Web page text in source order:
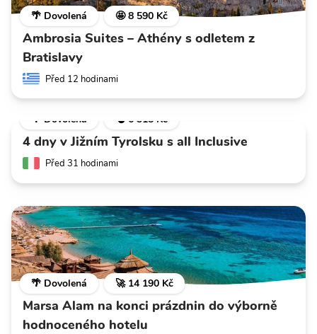
🌴 Dovolená 🤩 8 590 Kč
Ambrosia Suites – Athény s odletem z
Bratislavy
Před 12 hodinami
🌴 Dovolená 💣 6 318 Kč
4 dny v Jižním Tyrolsku s all Inclusive
Před 31 hodinami
🌴 Dovolená 🚀 14 190 Kč
Marsa Alam na konci prázdnin do výborně
hodnoceného hotelu